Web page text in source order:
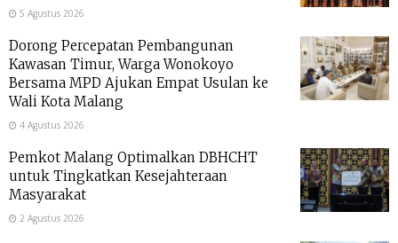
5 Agustus 2026
Dorong Percepatan Pembangunan
Kawasan Timur, Warga Wonokoyo
Bersama MPD Ajukan Empat Usulan ke
Wali Kota Malang
4 Agustus 2026
Pemkot Malang Optimalkan DBHCHT
untuk Tingkatkan Kesejahteraan
Masyarakat
2 Agustus 2026